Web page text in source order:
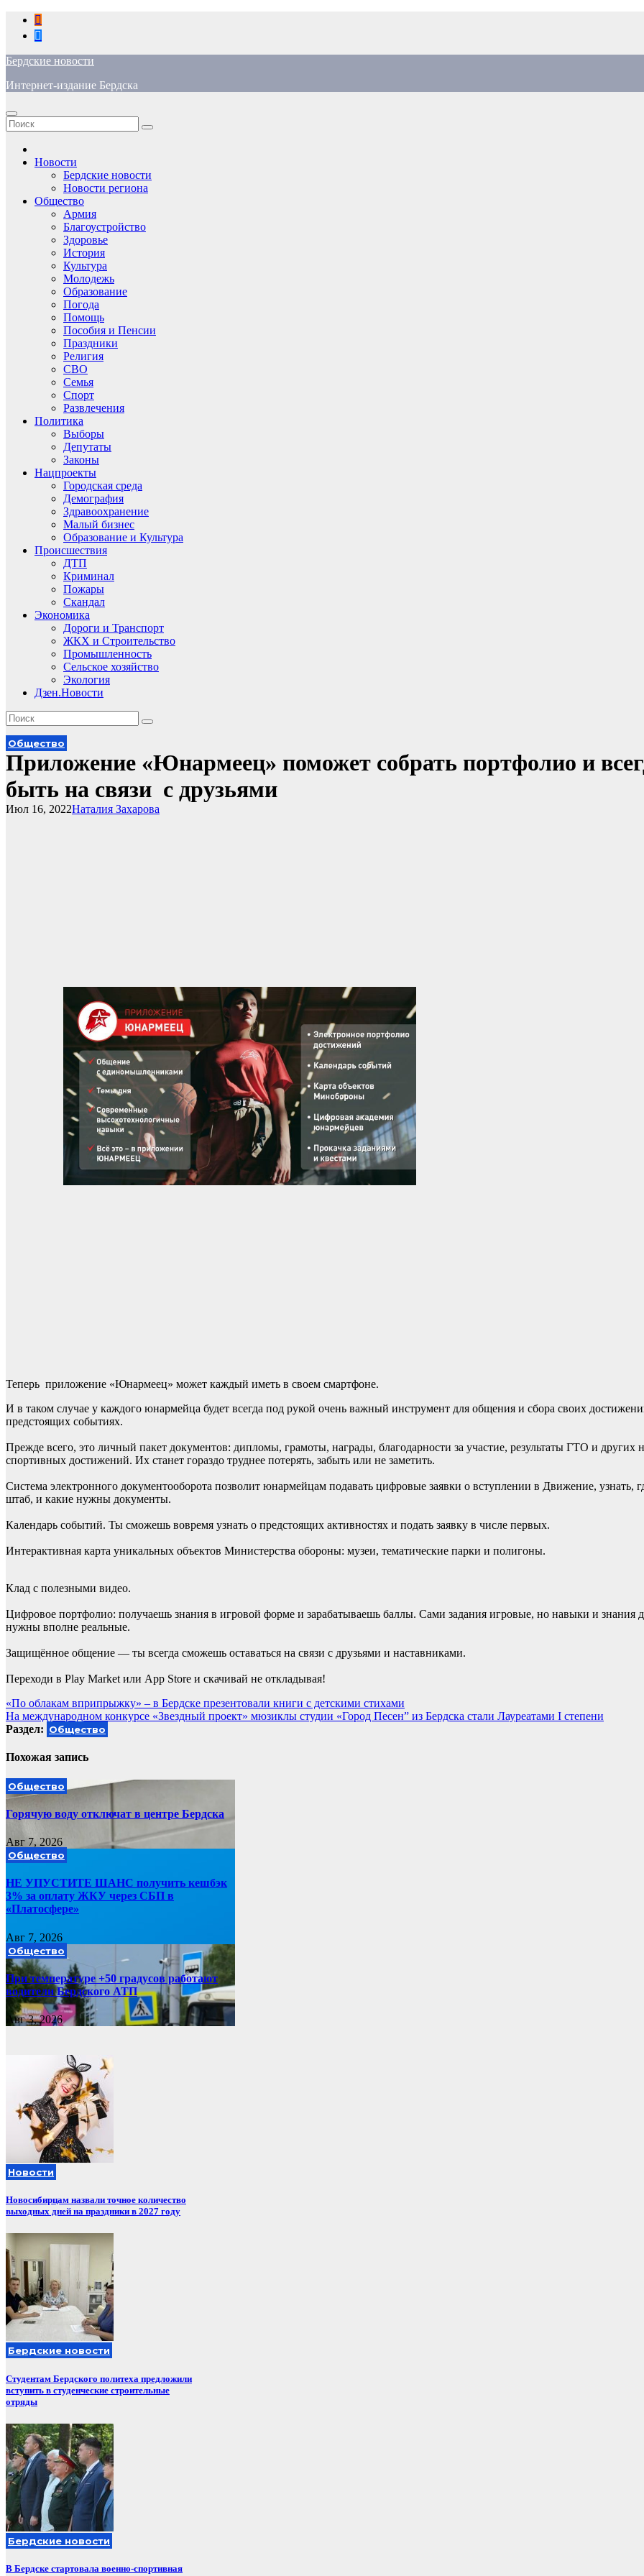
Перейти
содержимому
Бердские новости
Интернет-издание Бердска
Новости
Бердские новости
Новости региона
Общество
Армия
Благоустройство
Здоровье
История
Культура
Молодежь
Образование
Погода
Помощь
Пособия и Пенсии
Праздники
Религия
СВО
Семья
Спорт
Развлечения
Политика
Выборы
Депутаты
Законы
Нацпроекты
Городская среда
Демография
Здравоохранение
Малый бизнес
Образование и Культура
Происшествия
ДТП
Криминал
Пожары
Скандал
Экономика
Дороги и Транспорт
ЖКХ и Строительство
Промышленность
Сельское хозяйство
Экология
Дзен.Новости
Общество
Приложение «Юнармеец» поможет собрать портфолио и
быть на связи с друзьями
Наталия Захарова
Июл 16, 2022
Теперь приложение «Юнармеец» может каждый иметь в своем смартфоне.
И в таком случае у каждого юнармейца будет всегда под рукой очень важный инструмент для общения и сбора своих
предстоящих событиях.
Прежде всего, это личный пакет документов: дипломы, грамоты, награды, благодарности за участие, результаты ГТО и других
спортивных достижений. Их станет гораздо труднее потерять, забыть или не заметить.
Система электронного документооборота позволит юнармейцам подавать цифровые заявки о вступлении в Движение, узнать,
штаб, и какие нужны документы.
Календарь событий. Ты сможешь вовремя узнать о предстоящих активностях и подать заявку в числе первых.
Интерактивная карта уникальных объектов Министерства обороны: музеи, тематические парки и полигоны.
Клад с полезными видео.
Цифровое портфолио: получаешь знания в игровой форме и зарабатываешь баллы. Сами задания игровые, но навыки и знания
нужны вполне реальные.
Защищённое общение — ты всегда сможешь оставаться на связи с друзьями и наставниками.
Переходи в Play Market или App Store и скачивай не откладывая!
Навигация
по
«По облакам вприпрыжку» – в Бердске презентовали книги с детскими стихами
На международном конкурсе «Звездный проект» мюзиклы студии «Город Песен” из Бердска стали Лауреатами I степени
Раздел: Общество
Похожая запись
Общество
Горячую воду отключат в центре Бердска
Авг 7, 2026
Общество
НЕ УПУСТИТЕ ШАНС получить кешбэк
3% за оплату ЖКУ через СБП в
«Платосфере»
Авг 7, 2026
Общество
При температуре +50 градусов работают
водители Бердского АТП
Авг 3, 2026
Новости
Новосибирцам назвали точное количество
выходных дней на праздники в 2027 году
Бердские новости
Студентам Бердского политеха предложили
вступить в студенческие строительные
отряды
Бердские новости
В Бердске стартовала военно-спортивная